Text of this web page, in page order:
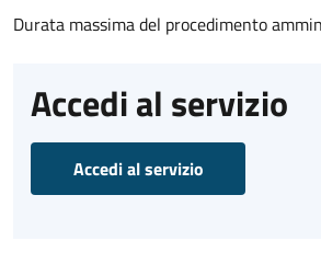
Durata massima del procedimento
Accedi al servizio
Accedi al servizio